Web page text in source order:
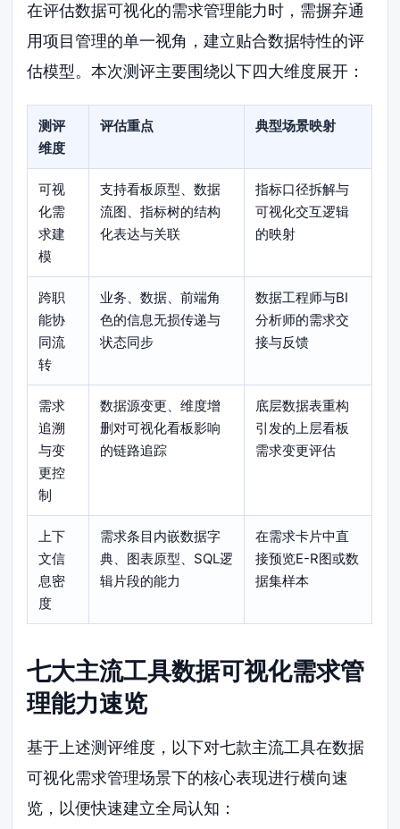
在评估数据可视化的需求管理能力时，需摒弃通
用项目管理的单一视角，建立贴合数据特性的评
估模型。本次测评主要围绕以下四大维度展开：
测评
维度
评估重点 典型场景映射
可视
化需
求建
模
支持看板原型、数据
流图、指标树的结构
化表达与关联
指标口径拆解与
可视化交互逻辑
的映射
跨职
能协
同流
转
业务、数据、前端角
色的信息无损传递与
状态同步
数据工程师与BI
分析师的需求交
接与反馈
需求
追溯
与变
更控
制
数据源变更、维度增
删对可视化看板影响
的链路追踪
底层数据表重构
引发的上层看板
需求变更评估
上下
文信
息密
度
需求条目内嵌数据字
典、图表原型、SQL逻
辑片段的能力
在需求卡片中直
接预览E-R图或数
据集样本
七大主流工具数据可视化需求管
理能力速览
基于上述测评维度，以下对七款主流工具在数据
可视化需求管理场景下的核心表现进行横向速
览，以便快速建立全局认知：